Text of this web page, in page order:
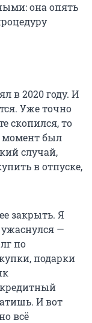
она опять
в 2020 году. И
Уже точно
скопился, то
момент был
случай,
в отпуске,
закрыть. Я
—
по
подарки
кредитный
И вот
всё